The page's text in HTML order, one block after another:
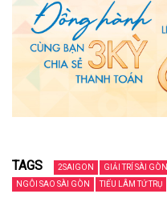
TAGS 2SAIGON GIẢI TRÍ SÀI GÒN
NGÔI SAO SÀI GÒN
TIẾU LÂM TỨ TRỤ